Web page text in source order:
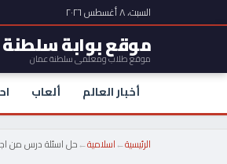
السبت، ٨ أغسطس ٢٠٢٦
موقع بوابة
موقع طلاب ومعلمي سلطنة عمان
أخبار العالم ألعاب
الرئيسية←اسلامية←حل اسئلة درس من